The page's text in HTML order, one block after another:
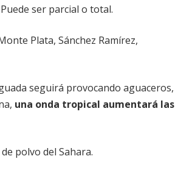
ser parcial o total.
Plata, Sánchez Ramírez,
seguirá provocando aguaceros,
una onda tropical aumentará las
polvo del Sahara.